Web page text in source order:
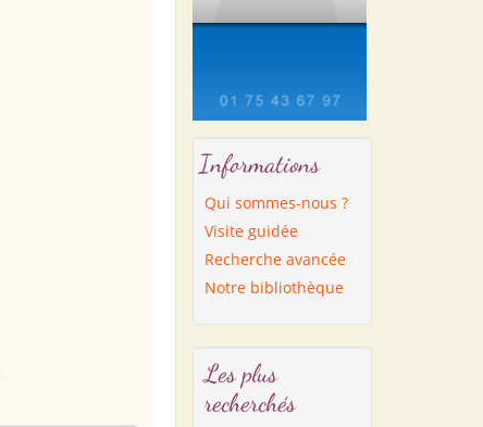
Informations
Qui sommes-nous ?
Visite guidée
Recherche avancée
Notre bibliothèque
Les plus
recherchés